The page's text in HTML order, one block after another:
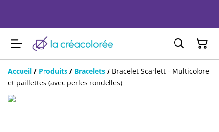
Accueil / Produits / Bracelets / Bracelet Scarlett - Multicolore
et paillettes (avec perles rondelles)